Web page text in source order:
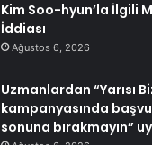
Kim Soo-hyun’la İlgili
İddiası
Ağustos 6, 2026
Uzmanlardan “Yarısı
kampanyasında
sonuna bırakmayın”